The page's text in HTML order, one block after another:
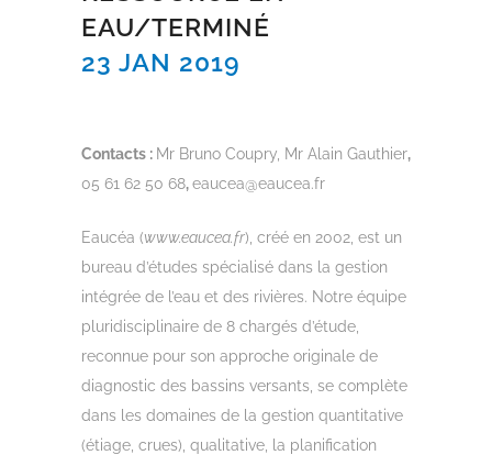
EAU/TERMINÉ
23 JAN 2019
Contacts : Mr Bruno Coupry, Mr Alain Gauthier,
05 61 62 50 68,eaucea@eaucea.fr
Eaucéa (www.eaucea.fr), créé en 2002, est un
bureau d’études spécialisé dans la gestion
intégrée de l’eau et des rivières. Notre équipe
pluridisciplinaire de 8 chargés d’étude,
reconnue pour son approche originale de
diagnostic des bassins versants, se complète
dans les domaines de la gestion quantitative
(étiage, crues), qualitative, la planification